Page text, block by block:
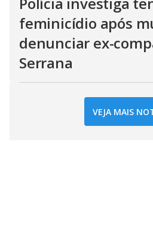
feminicídio após
denunciar ex-
Serrana
VEJA MAIS